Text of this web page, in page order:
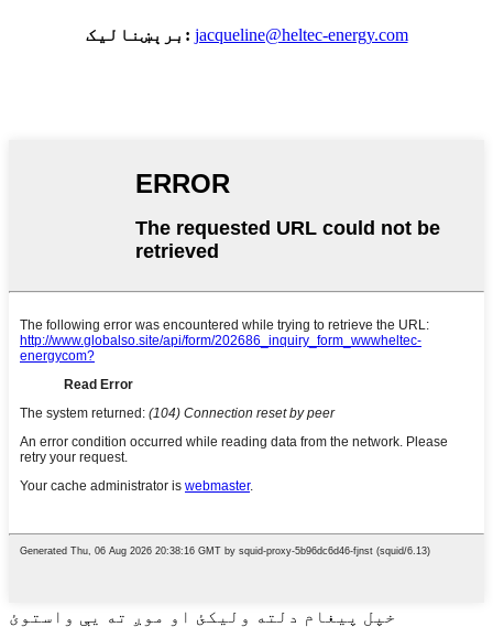
برېښنالیک: jacqueline@heltec-energy.com
خپل پیغام دلته ولیکئ او موږ ته یې واستوئ